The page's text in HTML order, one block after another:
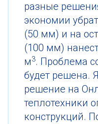
разные
экономии
(50 мм) и на
(100 мм)
м3. Проблема
будет решена.
решение на
теплотехники
конструкций.